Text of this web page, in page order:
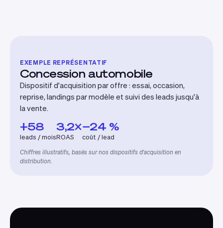
EXEMPLE REPRÉSENTATIF
Concession automobile
Dispositif d'acquisition par offre : essai, occasion,
reprise, landings par modèle et suivi des leads jusqu'à
la vente.
+58
leads / mois
3,2×
ROAS
−24 %
coût / lead
Chiffres illustratifs, basés sur nos dispositifs d'acquisition en
distribution.